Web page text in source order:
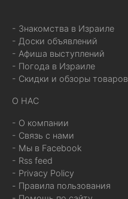
- Знакомства в Израиле
- Доски объявлений
- Афиша выступлений
- Погода в Израиле
- Скидки и обзоры товаров
О НАС
- О компании
- Связь с нами
- Мы в Facebook
- Rss feed
- Privacy Policy
- Правила пользования